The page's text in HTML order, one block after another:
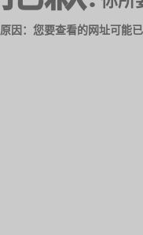
原因：您要查看的网址可能